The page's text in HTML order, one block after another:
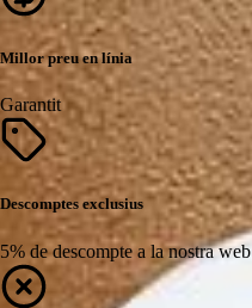
Millor preu en línia
Garantit
Descomptes exclusius
5% de descompte a la nostra web